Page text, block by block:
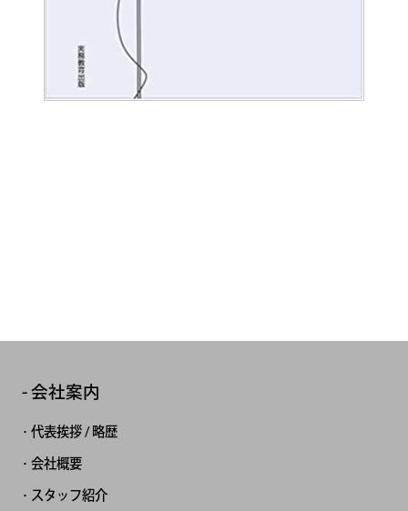
会社案内
代表挨拶 / 略歴
会社概要
スタッフ紹介